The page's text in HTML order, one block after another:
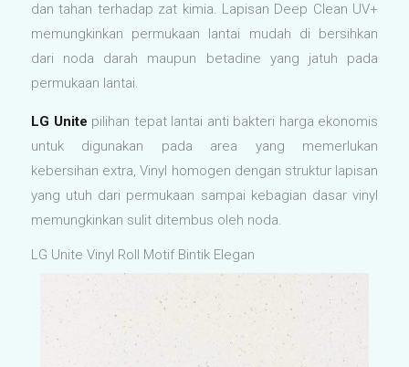
dan tahan terhadap zat kimia. Lapisan Deep Clean UV+
memungkinkan permukaan lantai mudah di bersihkan
dari noda darah maupun betadine yang jatuh pada
permukaan lantai.
LG Unite pilihan tepat lantai anti bakteri harga ekonomis
untuk digunakan pada area yang memerlukan
kebersihan extra, Vinyl homogen dengan struktur lapisan
yang utuh dari permukaan sampai kebagian dasar vinyl
memungkinkan sulit ditembus oleh noda.
LG Unite Vinyl Roll Motif Bintik Elegan